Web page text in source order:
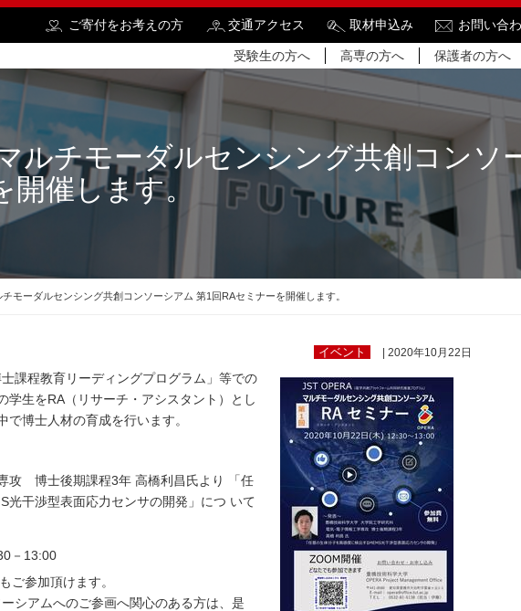
ご寄付をお考えの方 交通アクセス 取材申込み お問い合
受験生の方へ 高専の方へ 保護者の方へ
検索結果をもっと見る
ルチモーダルセンシング共創コンソ
開催します。
モーダルセンシング共創コンソーシアム 第1回RAセミナーを開催します。
イベント | 2020年10月22日
課程教育リーディングプログラム」等での
学生をRA （リサーチ・アシスタント）とし
博士人材の育成を行います。
攻 博士後期課程3年 高橋利昌氏より 「任
光干渉型表面応力センサの開発」につ いて
－13:00
ご参加頂けます。
シアムへのご参画へ関心のある方は、是